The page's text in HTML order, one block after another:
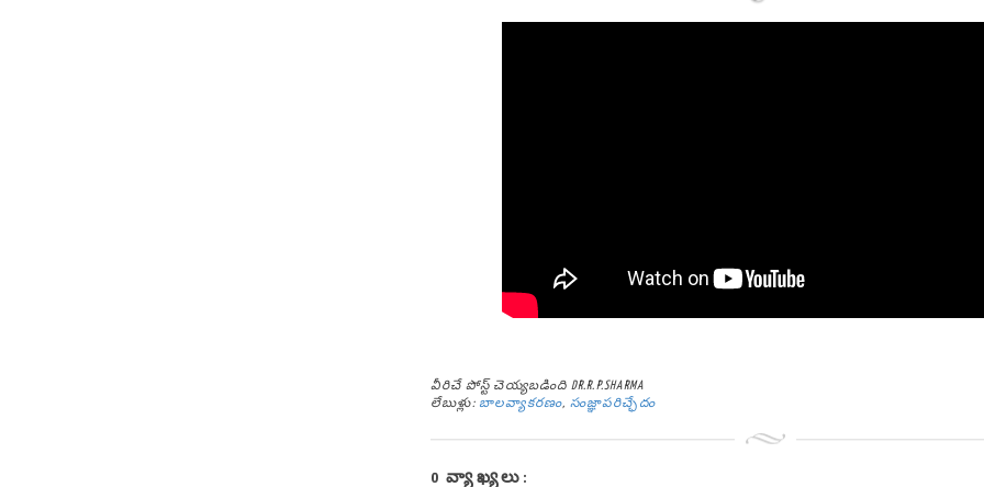
వీరిచే పోస్ట్ చెయ్యబడింది DR.R.P.SHARMA
లేబుళ్లు: బాలవ్యాకరణం, సంజ్ఞాపరిచ్ఛేదం
0 వ్యాఖ్యలు: